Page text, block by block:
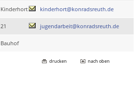
Kinderhort kinderhort@konradsreuth.de
21 jugendarbeit@konradsreuth.de
Bauhof
drucken nach oben